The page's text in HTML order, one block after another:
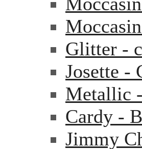
Glitter -
Josette -
Metallic
Cardy -
Jimmy